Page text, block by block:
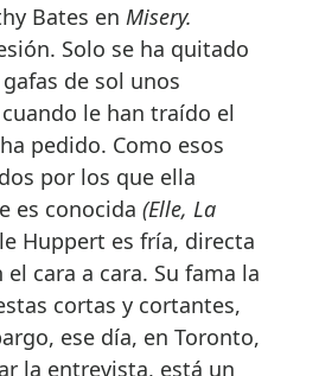
Bates en Misery.
Solo se ha quitado
de sol unos
le han traído el
pedido. Como esos
por los que ella
es conocida (Elle, La
Huppert es fría, directa
cara a cara. Su fama la
cortas y cortantes,
ese día, en Toronto,
la entrevista, está un